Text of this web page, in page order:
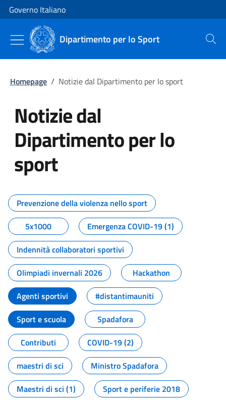
Vai al contenuto
Vai alla navigazione del sito
Governo Italiano
Dipartimento per lo Sport Cerca
Homepage / Notizie dal Dipartimento per lo sport
Notizie dal
Dipartimento per lo
sport
Tutti i contenuti della pagina
Prevenzione della violenza nello sport
5x1000
Emergenza COVID-19 (1)
Indennità collaboratori sportivi
Olimpiadi invernali 2026
Hackathon
Agenti sportivi
#distantimauniti
Sport e scuola
Spadafora
Contributi
COVID-19 (2)
maestri di sci
Ministro Spadafora
Maestri di sci (1)
Sport e periferie 2018